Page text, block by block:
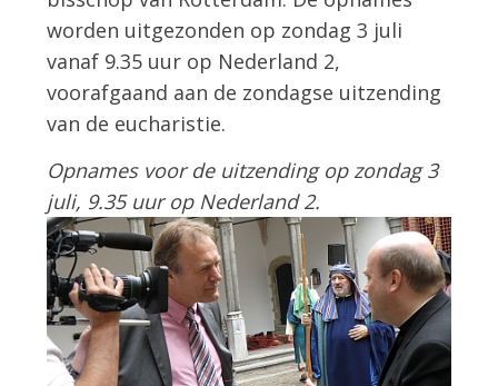
worden uitgezonden op zondag 3 juli
vanaf 9.35 uur op Nederland 2,
voorafgaand aan de zondagse uitzending
van de eucharistie.
Opnames voor de uitzending op zondag 3
juli, 9.35 uur op Nederland 2.